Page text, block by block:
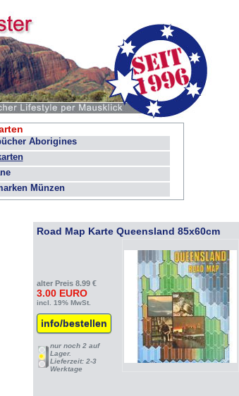
Aborigines
Münzen
Road Map Karte Queensland 85x60cm
alter Preis 8.99 €
3.00 EURO
incl. 19% MwSt.
info/bestellen
nur noch 2 auf
Lager.
Lieferzeit: 2-3
Werktage